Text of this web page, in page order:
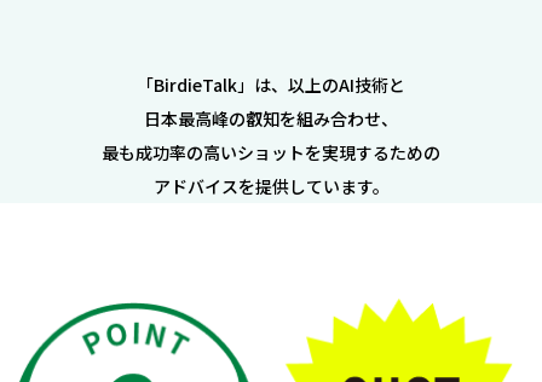
「BirdieTalk」は、以上のAI技術と
日本最高峰の叡知を組み合わせ、
最も成功率の高いショットを実現するための
アドバイスを提供しています。